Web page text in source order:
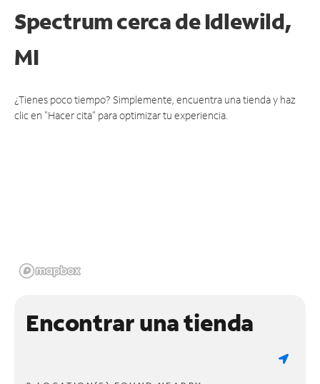
Spectrum cerca deIdlewild,
MI
¿Tienes poco tiempo? Simplemente, encuentra una tienda y haz
clic en "Hacer cita" para optimizar tu experiencia.
Encontrar una tienda